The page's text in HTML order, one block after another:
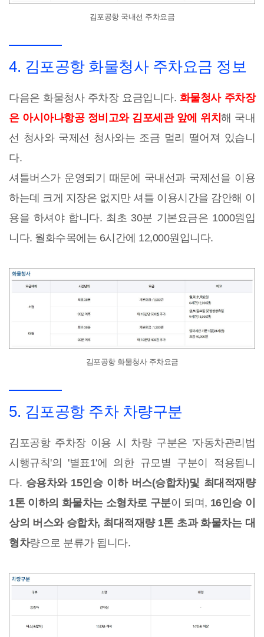
김포공항 국내선 주차요금
4. 김포공항 화물청사 주차요금 정보
다음은 화물청사 주차장 요금입니다. 화물청사 주차장
은 아시아나항공 정비고와 김포세관 앞에 위치 해 국내
선 청사와 국제선 청사와는 조금 멀리 떨어져 있습니
다.
셔틀버스가 운영되기 때문에 국내선과 국제선을 이용
하는데 크게 지장은 없지만 셔틀 이용시간을 감안해 이
용을 하셔야 합니다. 최초 30분 기본요금은 1000원입
니다. 월화수목에는 6시간에 12,000원입니다.
김포공항 화물청사 주차요금
5. 김포공항 주차 차량구분
김포공항 주차장 이용 시 차량 구분은 '자동차관리법
시행규칙'의 '별표1'에 의한 규모별 구분이 적용됩니
다. 승용차와 15인승 이하 버스(승합차)및 최대적재량
1톤 이하의 화물차는 소형차로 구분이 되며, 16인승 이
상의 버스와 승합차, 최대적재량 1톤 초과 화물차는 대
형차량으로 분류가 됩니다.